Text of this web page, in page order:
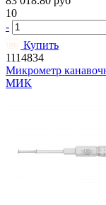
10
-
Купить
1114834
Микрометр
МИК